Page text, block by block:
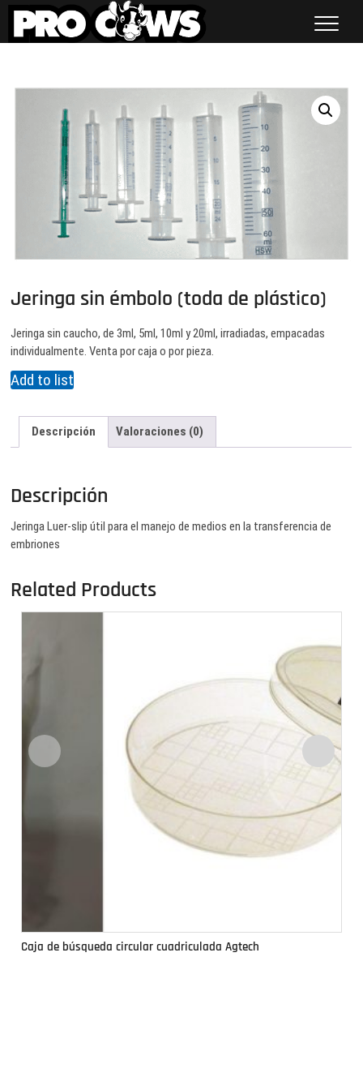
Saltar
contenido
Jeringa sin émbolo (toda de plástico)
Jeringa sin caucho, de 3ml, 5ml, 10ml y 20ml, irradiadas, empacadas
individualmente. Venta por caja o por pieza.
Add to list
Descripción Valoraciones (0)
Descripción
Jeringa Luer-slip útil para el manejo de medios en la transferencia de
embriones
Related Products
Caja de búsqueda circular cuadriculada Agtech